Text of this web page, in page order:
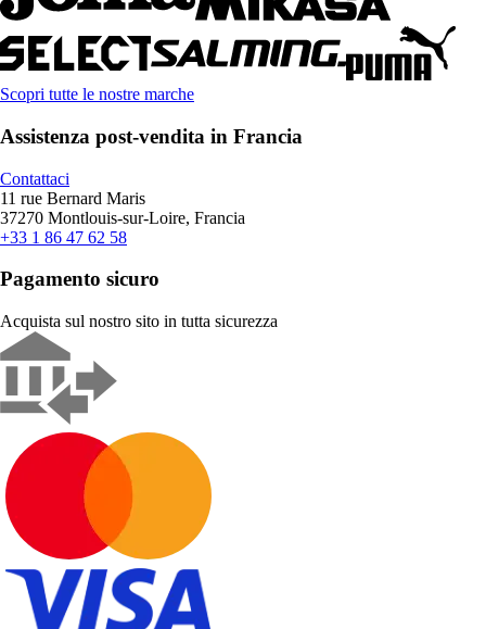
Scopri tutte le nostre marche
Assistenza post-vendita in Francia
Contattaci
11 rue Bernard Maris
37270 Montlouis-sur-Loire, Francia
+33 1 86 47 62 58
Pagamento sicuro
Acquista sul nostro sito in tutta sicurezza